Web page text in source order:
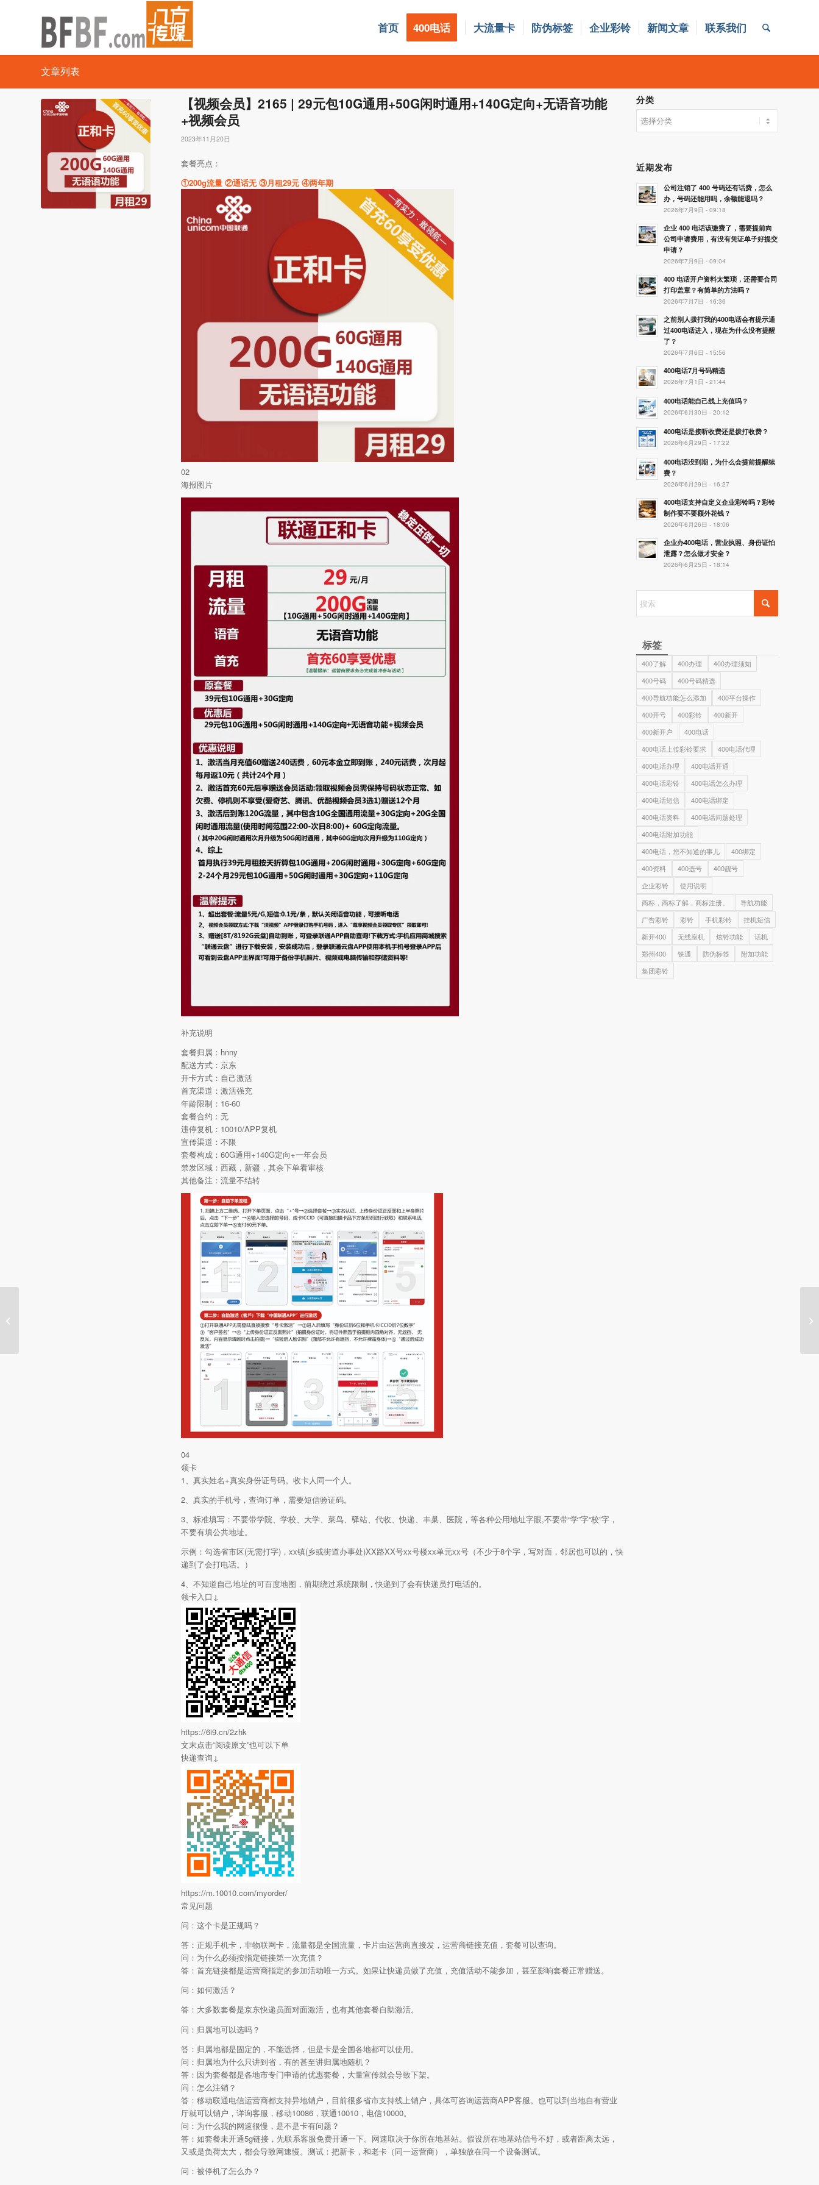
首页 400电话 大流量卡 防伪标签 企业彩铃 新闻文章 联系我们
文章列表
【视频会员】2165 | 29元包10G通用+50G闲时通用+140G定向+无语音功能
+视频会员
2023年11月20日
套餐亮点：
①200g流量 ②通话无 ③月租29元 ④两年期
02
海报图片
补充说明
套餐归属：hnny
配送方式：京东
开卡方式：自己激活
首充渠道：激活强充
年龄限制：16-60
套餐合约：无
违停复机：10010/APP复机
宣传渠道：不限
套餐构成：60G通用+140G定向+一年会员
禁发区域：西藏，新疆，其余下单看审核
其他备注：流量不结转
04
领卡
1、真实姓名+真实身份证号码。收卡人同一个人。
2、真实的手机号，查询订单，需要短信验证码。
3、标准填写：不要带学院、学校、大学、菜鸟、驿站、代收、快递、丰巢、医院，等各种公用地址字眼,不要带“学”字“校”字，
不要有填公共地址。
示例：勾选省市区(无需打字)，xx镇(乡或街道办事处)XX路XX号xx号楼xx单元xx号（不少于8个字，写对面，邻居也可以的，快
递到了会打电话。）
4、不知道自己地址的可百度地图，前期绕过系统限制，快递到了会有快递员打电话的。
领卡入口↓
https://6i9.cn/2zhk
文末点击“阅读原文”也可以下单
快递查询↓
https://m.10010.com/myorder/
常见问题
问：这个卡是正规吗？
答：正规手机卡，非物联网卡，流量都是全国流量，卡片由运营商直接发，运营商链接充值，套餐可以查询。
问：为什么必须按指定链接第一次充值？
答：首充链接都是运营商指定的参加活动唯一方式。如果让快递员做了充值，充值活动不能参加，甚至影响套餐正常赠送。
问：如何激活？
答：大多数套餐是京东快递员面对面激活，也有其他套餐自助激活。
问：归属地可以选吗？
答：归属地都是固定的，不能选择，但是卡是全国各地都可以使用。
问：归属地为什么只讲到省，有的甚至讲归属地随机？
答：因为套餐都是各地市专门申请的优惠套餐，大量宣传就会导致下架。
问：怎么注销？
答：移动联通电信运营商都支持异地销户，目前很多省市支持线上销户，具体可咨询运营商APP客服。也可以到当地自有营业
厅就可以销户，详询客服，移动10086，联通10010，电信10000。
问：为什么我的网速很慢，是不是卡有问题？
答：如套餐未开通5g链接，先联系客服免费开通一下。网速取决于你所在地基站。假设所在地基站信号不好，或者距离太远，
又或是负荷太大，都会导致网速慢。测试：把新卡，和老卡（同一运营商），单独放在同一个设备测试。
问：被停机了怎么办？
分类
类
近期发布
公司注销了 400 号码还有话费，怎么
办，号码还能用吗，余额能退吗？
2026年7月9日 - 09:18
企业 400 电话该缴费了，需要提前向
公司申请费用，有没有凭证单子好提交
申请？
2026年7月9日 - 09:04
400 电话开户资料太繁琐，还需要合同
打印盖章？有简单的方法吗？
2026年7月7日 - 16:36
之前别人拨打我的400电话会有提示通
过400电话进入，现在为什么没有提醒
了？
2026年7月6日 - 15:56
400电话7月号码精选
2026年7月1日 - 21:44
400电话能自己线上充值吗？
2026年6月30日 - 20:12
400电话是接听收费还是拨打收费？
2026年6月29日 - 17:22
400电话没到期，为什么会提前提醒续
费？
2026年6月29日 - 16:27
400电话支持自定义企业彩铃吗？彩铃
制作要不要额外花钱？
2026年6月26日 - 18:06
企业办400电话，营业执照、身份证怕
泄露？怎么做才安全？
2026年6月25日 - 18:14
标签
400了解 400办理
400办理须知
400号码
400号码精选
400导航功能怎么添加
400平台操作
400开号
400彩铃
400新开
400新开户
400电话
400电话上传彩铃要求
400电话代理
400电话办理
400电话开通
400电话彩铃
400电话怎么办理
400电话短信
400电话绑定
400电话资料
400电话问题处理
400电话附加功能
400电话，您不知道的事儿
400绑定
400资料
400选号
400靓号
企业彩铃
使用说明
商标，商标了解，商标注册。
导航功能
广告彩铃
彩铃 手机彩铃
挂机短信
新开400
无线座机 炫铃功能
话机
郑州400
铁通 防伪标签
附加功能
集团彩铃